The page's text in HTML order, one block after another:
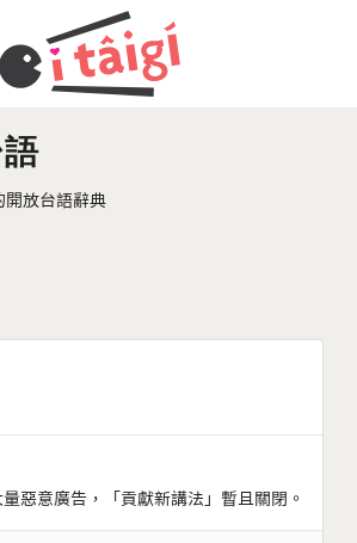
放台語辭典
惡意廣告，「貢獻新講法」暫且關閉。